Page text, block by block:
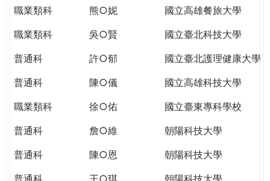
WAGOR
TODAY
職業類科
熊○妮
國立高雄餐旅大學
職業類科
吳○賢
國立臺北科技大學
普通科
許○郁
國立臺北護理健康大學
普通科
陳○儀
國立高雄科技大學
職業類科
徐○佑
國立臺東專科學校
普通科
詹○維
朝陽科技大學
普通科
陳○恩
朝陽科技大學
普通科
王○琪
朝陽科技大學